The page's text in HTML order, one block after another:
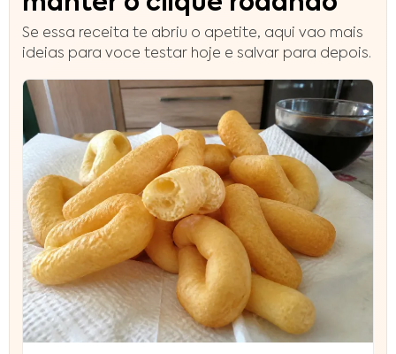
Se essa receita te abriu o apetite, aqui vao mais
ideias para voce testar hoje e salvar para depois.